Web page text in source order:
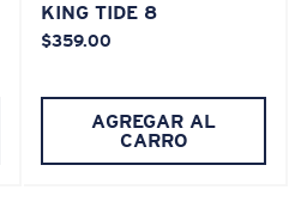
KING TIDE 8
$359.00
AGREGAR AL
CARRO